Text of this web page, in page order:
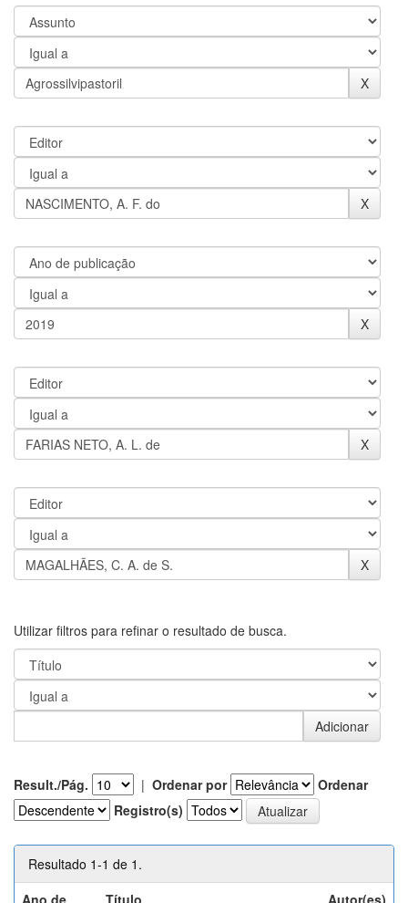
Utilizar filtros para refinar o resultado de busca.
Result./Pág. | Ordenar por
Ordenar
Registro(s)
Resultado 1-1 de 1.
Ano de
Título Autor(es)